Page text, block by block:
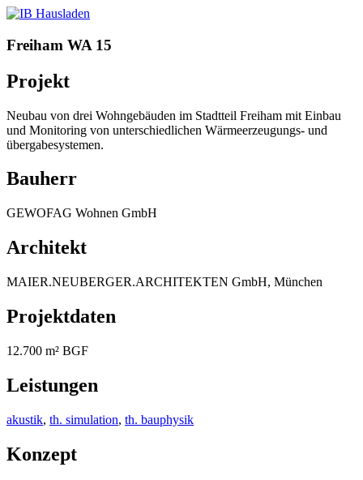
Freiham WA 15
Projekt
Neubau von drei Wohngebäuden im Stadtteil Freiham mit Einbau
und Monitoring von unterschiedlichen Wärmeerzeugungs- und
übergabesystemen.
Bauherr
GEWOFAG Wohnen GmbH
Architekt
MAIER.NEUBERGER.ARCHITEKTEN GmbH, München
Projektdaten
12.700 m² BGF
Leistungen
akustik, th. simulation, th. bauphysik
Konzept